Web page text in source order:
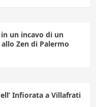
un incavo di un
Zen di Palermo
Infiorata a Villafrati